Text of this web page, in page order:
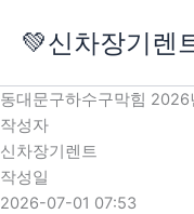
로
건
너
뛰
기
💚신차장기렌
동대문구하수구막힘
작성자
신차장기렌트
작성일
2026-07-01 07:53